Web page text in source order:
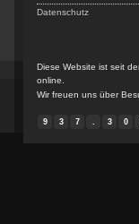
Datenschutz
Diese Website ist seit
online.
Wir freuen uns über
9 3 7 . 3 0